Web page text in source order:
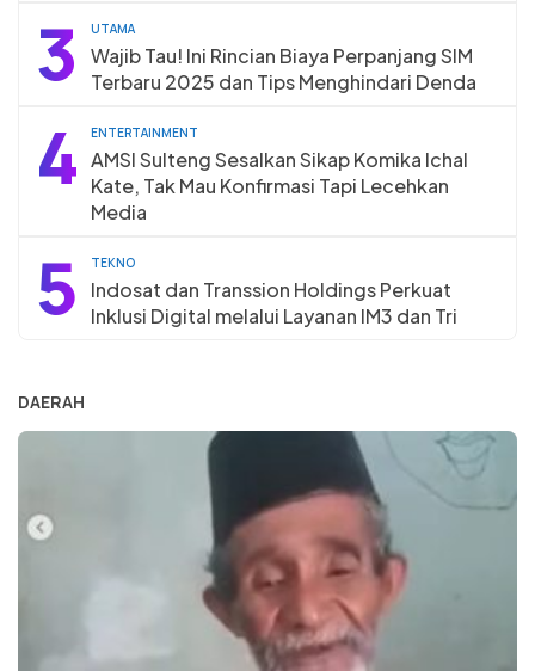
3 UTAMA
Wajib Tau! Ini Rincian Biaya Perpanjang SIM
Terbaru 2025 dan Tips Menghindari Denda
4 ENTERTAINMENT
AMSI Sulteng Sesalkan Sikap Komika Ichal
Kate, Tak Mau Konfirmasi Tapi Lecehkan
Media
5 TEKNO
Indosat dan Transsion Holdings Perkuat
Inklusi Digital melalui Layanan IM3 dan Tri
DAERAH